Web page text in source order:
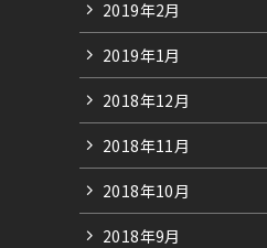
2019年2月
2019年1月
2018年12月
2018年11月
2018年10月
2018年9月